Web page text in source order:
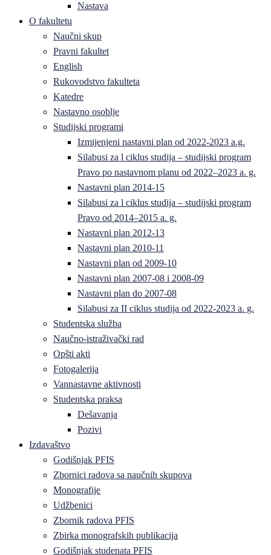
Nastava
O fakultetu
Naučni skup
Pravni fakultet
English
Rukovodstvo fakulteta
Katedre
Nastavno osoblje
Studijski programi
Izmijenjeni nastavni plan od 2022-2023 a.g.
Silabusi za l ciklus studija – studijski program
Pravo po nastavnom planu od 2022–2023 a. g.
Nastavni plan 2014-15
Silabusi za l ciklus studija – studijski program
Pravo od 2014–2015 a. g.
Nastavni plan 2012-13
Nastavni plan 2010-11
Nastavni plan od 2009-10
Nastavni plan 2007-08 i 2008-09
Nastavni plan do 2007-08
Silabusi za II ciklus studija od 2022-2023 a. g.
Studentska služba
Naučno-istraživački rad
Opšti akti
Fotogalerija
Vannastavne aktivnosti
Studentska praksa
Dešavanja
Pozivi
Izdavaštvo
Godišnjak PFIS
Zbornici radova sa naučnih skupova
Monografije
Udžbenici
Zbornik radova PFIS
Zbirka monografskih publikacija
Godišnjak studenata PFIS